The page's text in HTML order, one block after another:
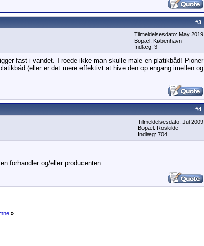
#3
Tilmeldelsesdato: May 2019
Bopæl: København
Indlæg: 3
fast i vandet. Troede ikke man skulle male en platikbåd! Pioner
(eller er det mere effektivt at hive den op engang imellen og
#4
Tilmeldelsesdato: Jul 2009
Bopæl: Roskilde
Indlæg: 704
forhandler og/eller producenten.
»